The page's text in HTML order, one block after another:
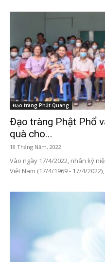
Đạo tràng Phật Quang
Đạo tràng Phật Phổ
quà cho...
18 Tháng Năm, 2022
Vào ngày 17/4/2022, nhân kỷ
Việt Nam (17/4/1969 - 17/4/